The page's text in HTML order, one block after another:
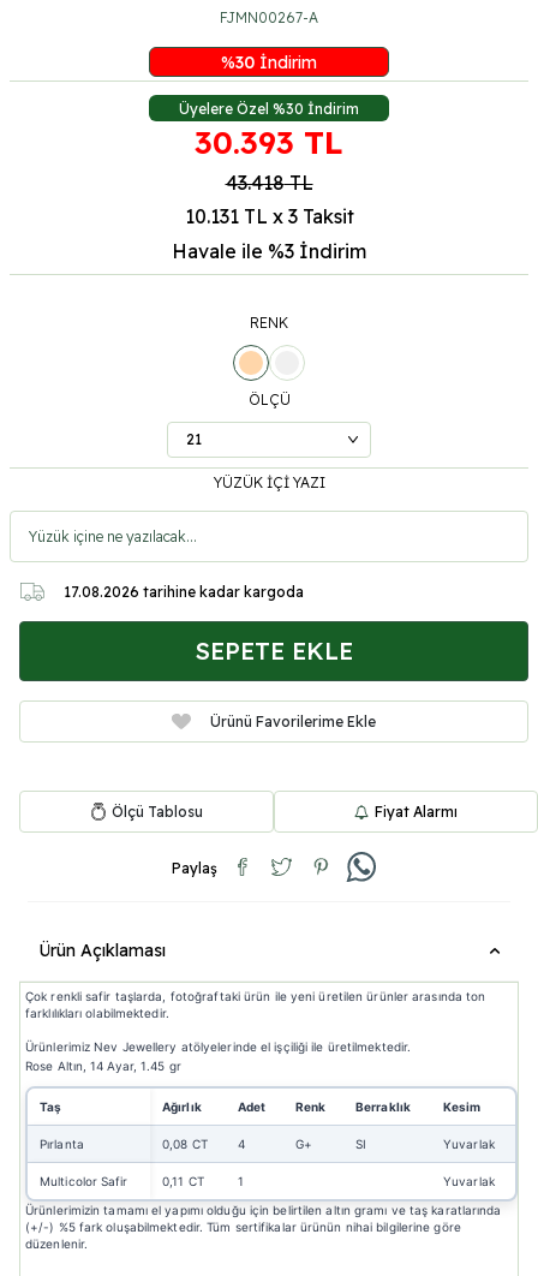
FJMN00267-A
%30 İndirim
Üyelere Özel %30 İndirim
30.393 TL
43.418TL
10.131 TL x 3 Taksit
Havale ile %3 İndirim
RENK
ÖLÇÜ
YÜZÜK İÇİ YAZI
17.08.2026 tarihine kadar kargoda
SEPETE EKLE
Ürünü Favorilerime Ekle
Ölçü Tablosu Fiyat Alarmı
Paylaş
Ürün Açıklaması
Çok renkli safir taşlarda, fotoğraftaki ürün ile yeni üretilen ürünler arasında ton
farklılıkları olabilmektedir.
Ürünlerimiz Nev Jewellery atölyelerinde el işçiliği ile üretilmektedir.
Rose Altın, 14 Ayar, 1.45 gr
Taş Ağırlık Adet Renk Berraklık Kesim
Pırlanta 0,08 CT 4 G+ SI Yuvarlak
Multicolor Safir 0,11 CT 1
Yuvarlak
Ürünlerimizin tamamı el yapımı olduğu için belirtilen altın gramı ve taş karatlarında
(+/-) %5 fark oluşabilmektedir. Tüm sertifikalar ürünün nihai bilgilerine göre
düzenlenir.